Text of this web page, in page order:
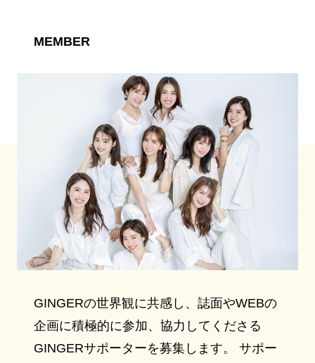
MEMBER
GINGERの世界観に共感し、誌面やWEBの
企画に積極的に参加、協力してくださる
GINGERサポーターを募集します。 サポー